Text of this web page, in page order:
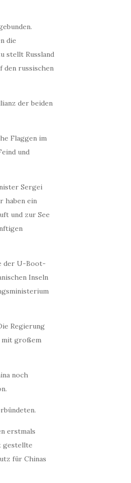
die
stellt Russland
den russischen
der beiden
Flaggen im
und
Sergei
haben ein
und zur See
der U-Boot-
Inseln
Regierung
mit großem
noch
erstmals
gestellte
für Chinas